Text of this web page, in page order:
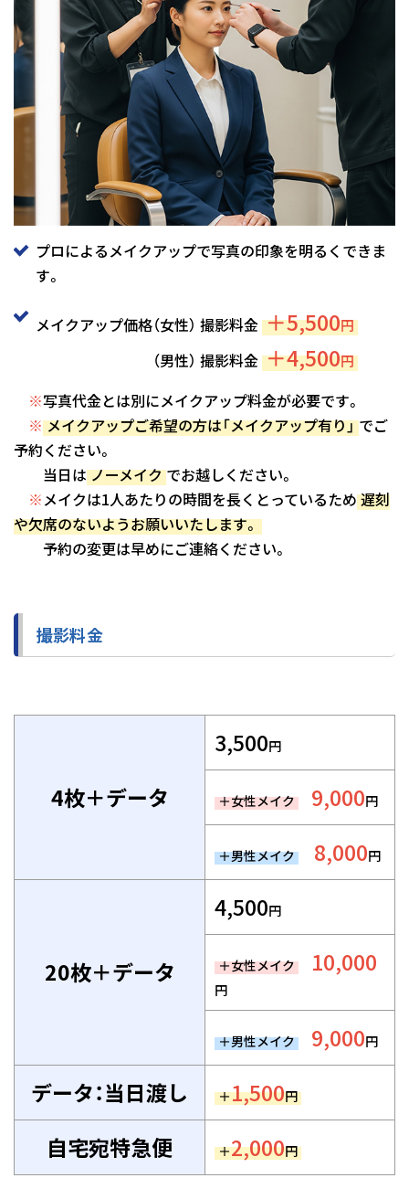
プロによるメイクアップで写真の印象を明るくできま
す。
メイクアップ価格（女性） 撮影料金 ＋5,500円
（男性） 撮影料金 ＋4,500円
※写真代金とは別にメイクアップ料金が必要です。
※ メイクアップご希望の方は「メイクアップ有り」 でご
予約ください。
当日は ノーメイク でお越しください。
※メイクは1人あたりの時間を長くとっているため 遅刻
や欠席のないようお願いいたします。
予約の変更は早めにご連絡ください。
撮影料金
4枚＋データ
3,500円
＋女性メイク 9,000円
＋男性メイク 8,000円
20枚＋データ
4,500円
＋女性メイク 10,000
円
＋男性メイク 9,000円
データ：当日渡し ＋1,500円
自宅宛特急便 ＋2,000円